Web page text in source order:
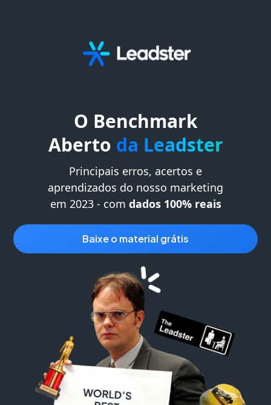
O Benchmark
Aberto da Leadster
Principais erros, acertos e
aprendizados do nosso marketing
em 2023 - com dados 100% reais
baixe o material grátis